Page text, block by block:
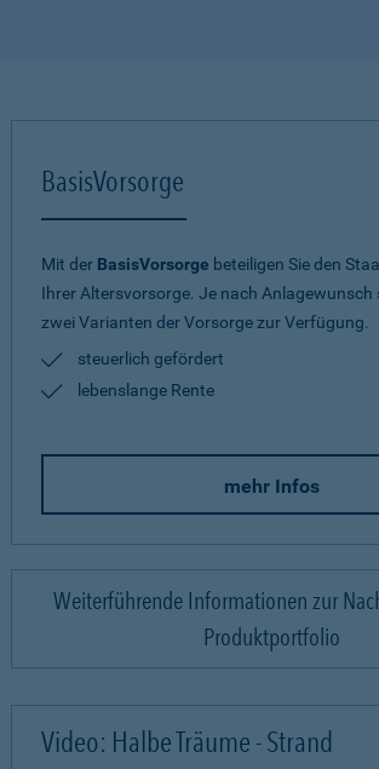
BasisVorsorge
Mit der BasisVorsorge beteiligen Sie den
Ihrer Altersvorsorge. Je nach Anlagewunsch
zwei Varianten der Vorsorge zur Verfügung.
steuerlich gefördert
lebenslange Rente
mehr Infos
Weiterführende Informationen zur
Produktportfolio
Video: Halbe Träume - Strand